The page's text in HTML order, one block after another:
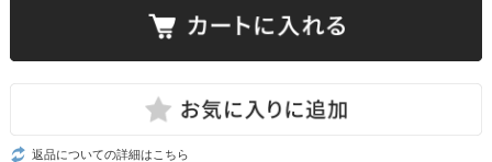
返品についての詳細はこちら